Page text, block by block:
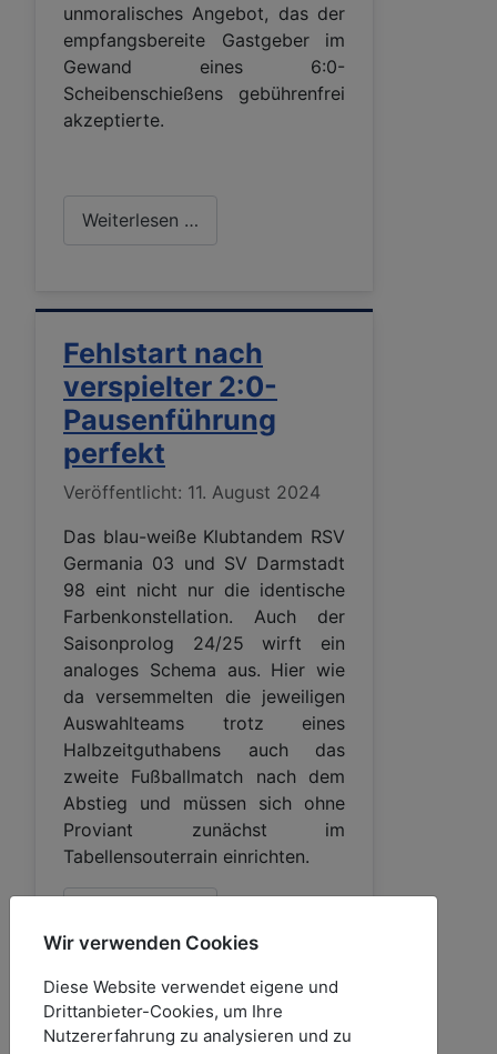
unmoralisches Angebot, das der
empfangsbereite Gastgeber im
Gewand eines 6:0-
Scheibenschießens gebührenfrei
akzeptierte.
Weiterlesen …
Fehlstart nach
verspielter 2:0-
Pausenführung
perfekt
Details
Veröffentlicht: 11. August 2024
Das blau-weiße Klubtandem RSV
Germania 03 und SV Darmstadt
98 eint nicht nur die identische
Farbenkonstellation. Auch der
Saisonprolog 24/25 wirft ein
analoges Schema aus. Hier wie
da versemmelten die jeweiligen
Auswahlteams trotz eines
Halbzeitguthabens auch das
zweite Fußballmatch nach dem
Abstieg und müssen sich ohne
Proviant zunächst im
Tabellensouterrain einrichten.
Einstündiger
Wir verwenden Cookies
Diese Website verwendet eigene und
Drittanbieter-Cookies, um Ihre
Nutzererfahrung zu analysieren und zu